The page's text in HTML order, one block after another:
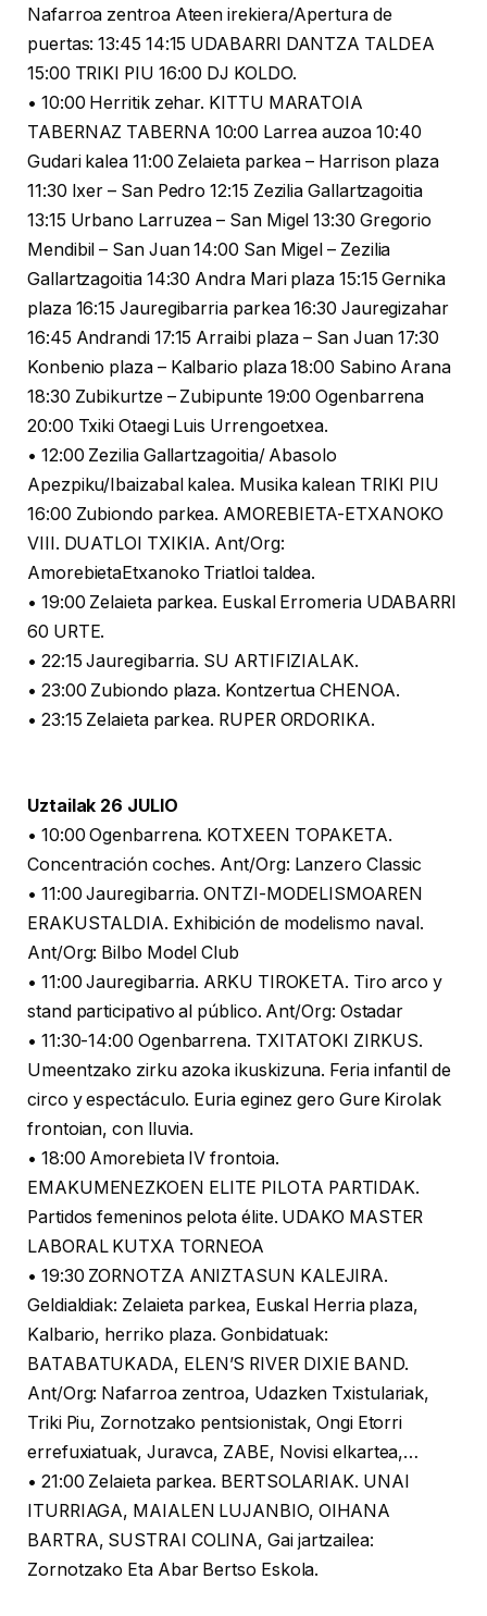
Nafarroa zentroa Ateen irekiera/Apertura de
puertas: 13:45 14:15 UDABARRI DANTZA TALDEA
15:00 TRIKI PIU 16:00 DJ KOLDO.
• 10:00 Herritik zehar. KITTU MARATOIA
TABERNAZ TABERNA 10:00 Larrea auzoa 10:40
Gudari kalea 11:00 Zelaieta parkea – Harrison plaza
11:30 Ixer – San Pedro 12:15 Zezilia Gallartzagoitia
13:15 Urbano Larruzea – San Migel 13:30 Gregorio
Mendibil – San Juan 14:00 San Migel – Zezilia
Gallartzagoitia 14:30 Andra Mari plaza 15:15 Gernika
plaza 16:15 Jauregibarria parkea 16:30 Jauregizahar
16:45 Andrandi 17:15 Arraibi plaza – San Juan 17:30
Konbenio plaza – Kalbario plaza 18:00 Sabino Arana
18:30 Zubikurtze – Zubipunte 19:00 Ogenbarrena
20:00 Txiki Otaegi Luis Urrengoetxea.
• 12:00 Zezilia Gallartzagoitia/ Abasolo
Apezpiku/Ibaizabal kalea. Musika kalean TRIKI PIU
16:00 Zubiondo parkea. AMOREBIETA-ETXANOKO
VIII. DUATLOI TXIKIA. Ant/Org:
AmorebietaEtxanoko Triatloi taldea.
• 19:00 Zelaieta parkea. Euskal Erromeria UDABARRI
60 URTE.
• 22:15 Jauregibarria. SU ARTIFIZIALAK.
• 23:00 Zubiondo plaza. Kontzertua CHENOA.
• 23:15 Zelaieta parkea. RUPER ORDORIKA.
Uztailak 26 JULIO
• 10:00 Ogenbarrena. KOTXEEN TOPAKETA.
Concentración coches. Ant/Org: Lanzero Classic
• 11:00 Jauregibarria. ONTZI-MODELISMOAREN
ERAKUSTALDIA. Exhibición de modelismo naval.
Ant/Org: Bilbo Model Club
• 11:00 Jauregibarria. ARKU TIROKETA. Tiro arco y
stand participativo al público. Ant/Org: Ostadar
• 11:30-14:00 Ogenbarrena. TXITATOKI ZIRKUS.
Umeentzako zirku azoka ikuskizuna. Feria infantil de
circo y espectáculo. Euria eginez gero Gure Kirolak
frontoian, con lluvia.
• 18:00 Amorebieta IV frontoia.
EMAKUMENEZKOEN ELITE PILOTA PARTIDAK.
Partidos femeninos pelota élite. UDAKO MASTER
LABORAL KUTXA TORNEOA
• 19:30 ZORNOTZA ANIZTASUN KALEJIRA.
Geldialdiak: Zelaieta parkea, Euskal Herria plaza,
Kalbario, herriko plaza. Gonbidatuak:
BATABATUKADA, ELEN’S RIVER DIXIE BAND.
Ant/Org: Nafarroa zentroa, Udazken Txistulariak,
Triki Piu, Zornotzako pentsionistak, Ongi Etorri
errefuxiatuak, Juravca, ZABE, Novisi elkartea,…
• 21:00 Zelaieta parkea. BERTSOLARIAK. UNAI
ITURRIAGA, MAIALEN LUJANBIO, OIHANA
BARTRA, SUSTRAI COLINA, Gai jartzailea:
Zornotzako Eta Abar Bertso Eskola.